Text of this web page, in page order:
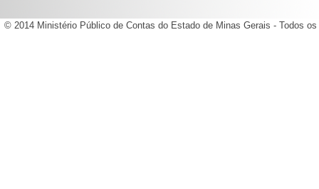
© 2014 Ministério Público de Contas do Estado de Minas Gerais - Todos